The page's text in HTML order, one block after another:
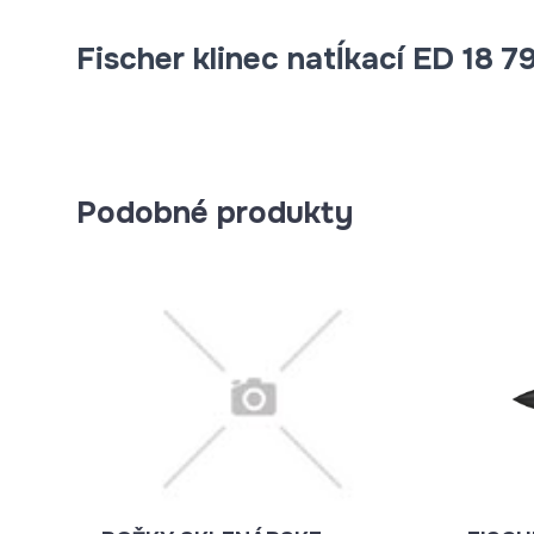
Fischer klinec natĺkací ED 18
Podobné produkty